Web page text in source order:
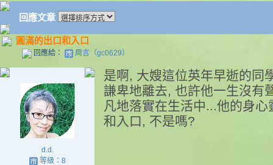
回應文章
圓滿的出口和入口
回應給： 周言（gc0629）
d.d.
等級：8
是啊, 大嫂這位英年早逝的同
謙卑地離去, 也許他一生沒有
凡地落實在生活中...他的身
和入口, 不是嗎?